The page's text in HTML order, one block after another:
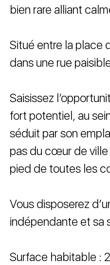
bien rare alliant
Situé entre la place
dans une rue
Saisissez
fort potentiel, au
séduit par son
pas du cœur de
pied de toutes les
Vous disposerez
indépendante et sa
Surface habitable :